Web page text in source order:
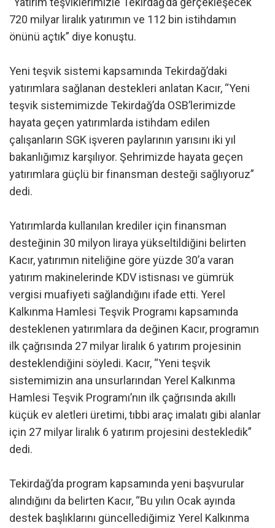
720 milyar liralık yatırımın ve 112 bin istihdamın
önünü açtık” diye konuştu.
Yeni teşvik sistemi kapsamında Tekirdağ’daki
yatırımlara sağlanan destekleri anlatan Kacır, “Yeni
teşvik sistemimizde Tekirdağ’da OSB’lerimizde
hayata geçen yatırımlarda istihdam edilen
çalışanların SGK işveren paylarının yarısını iki yıl
bakanlığımız karşılıyor. Şehrimizde hayata geçen
yatırımlara güçlü bir finansman desteği sağlıyoruz”
dedi.
Yatırımlarda kullanılan krediler için finansman
desteğinin 30 milyon liraya yükseltildiğini belirten
Kacır, yatırımın niteliğine göre yüzde 30’a varan
yatırım makinelerinde KDV istisnası ve gümrük
vergisi muafiyeti sağlandığını ifade etti. Yerel
Kalkınma Hamlesi Teşvik Programı kapsamında
desteklenen yatırımlara da değinen Kacır, programın
ilk çağrısında 27 milyar liralık 6 yatırım projesinin
desteklendiğini söyledi. Kacır, “Yeni teşvik
sistemimizin ana unsurlarından Yerel Kalkınma
Hamlesi Teşvik Programı’nın ilk çağrısında akıllı
küçük ev aletleri üretimi, tıbbi araç imalatı gibi alanlar
için 27 milyar liralık 6 yatırım projesini destekledik”
dedi.
Tekirdağ’da program kapsamında yeni başvurular
alındığını da belirten Kacır, “Bu yılın Ocak ayında
destek başlıklarını güncellediğimiz Yerel Kalkınma